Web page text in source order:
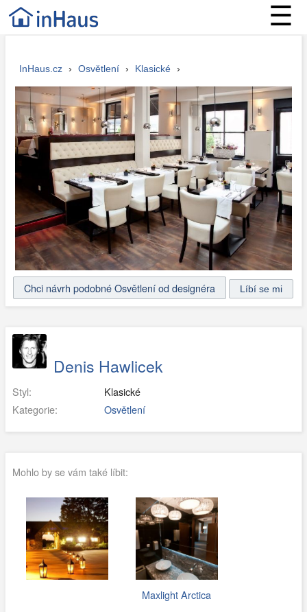
☰
InHaus.cz › Osvětlení › Klasické ›
Chci návrh podobné Osvětlení od designéra
Denis Hawlicek
Styl:
Klasické
Kategorie:
Osvětlení
Mohlo by se vám také líbit:
Maxlight Arctica